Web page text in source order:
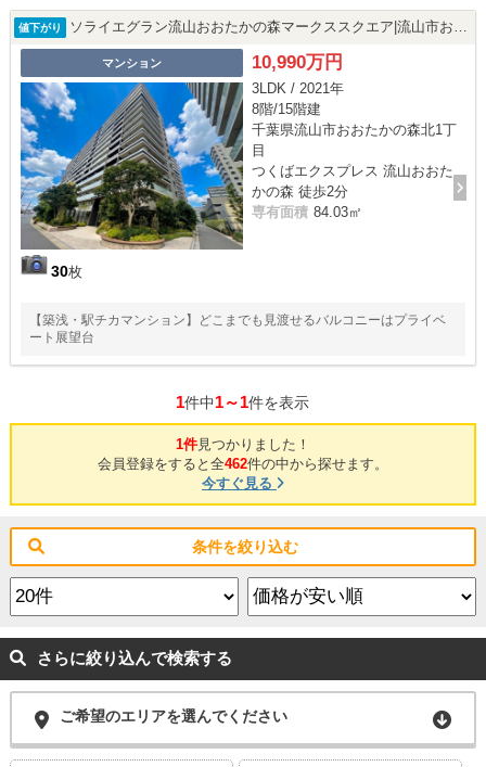
値下がり ソライエグラン流山おおたかの森マークススクエア|流山市おおたかの森北1丁目の中古マンション
マンション
30枚
10,990万円
3LDK / 2021年
8階/15階建
千葉県流山市おおたかの森北1丁
目
つくばエクスプレス 流山おおた
かの森 徒歩2分
専有面積 84.03㎡
【築浅・駅チカマンション】どこまでも見渡せるバルコニーはプライベ
ート展望台
1件中1～1件を表示
1件見つかりました！
会員登録をすると全462件の中から探せます。
今すぐ見る
条件を絞り込む
さらに絞り込んで検索する
ご希望のエリアを選んでください